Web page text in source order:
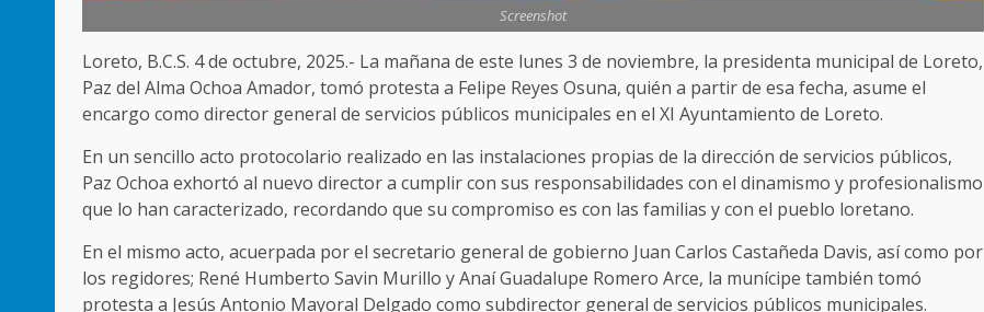
Screenshot
Loreto, B.C.S. 4 de octubre, 2025.- La mañana de este lunes 3 de noviembre, la presidenta municipal de Loreto,
Paz del Alma Ochoa Amador, tomó protesta a Felipe Reyes Osuna, quién a partir de esa fecha, asume el
encargo como director general de servicios públicos municipales en el XI Ayuntamiento de Loreto.
En un sencillo acto protocolario realizado en las instalaciones propias de la dirección de servicios públicos,
Paz Ochoa exhortó al nuevo director a cumplir con sus responsabilidades con el dinamismo y profesionalismo
que lo han caracterizado, recordando que su compromiso es con las familias y con el pueblo loretano.
En el mismo acto, acuerpada por el secretario general de gobierno Juan Carlos Castañeda Davis, así como por
los regidores; René Humberto Savin Murillo y Anaí Guadalupe Romero Arce, la munícipe también tomó
protesta a Jesús Antonio Mayoral Delgado como subdirector general de servicios públicos municipales.